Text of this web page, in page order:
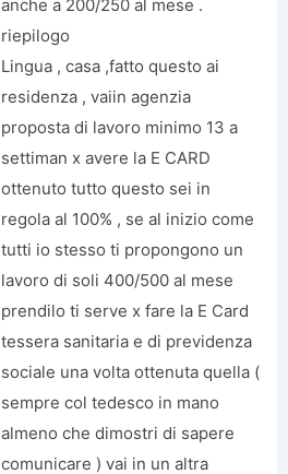
anche a 200/250 al mese .
riepilogo
Lingua , casa ,fatto questo ai
residenza , vaiin agenzia
proposta di lavoro minimo 13 a
settiman x avere la E CARD
ottenuto tutto questo sei in
regola al 100% , se al inizio come
tutti io stesso ti propongono un
lavoro di soli 400/500 al mese
prendilo ti serve x fare la E Card
tessera sanitaria e di previdenza
sociale una volta ottenuta quella (
sempre col tedesco in mano
almeno che dimostri di sapere
comunicare ) vai in un altra